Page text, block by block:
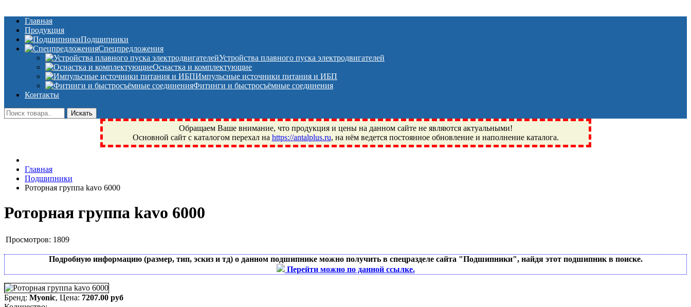
Главная
Продукция
Подшипники
Спецпредложения
Устройства плавного пуска электродвигателей
Оснастка и комплектующие
Импульсные источники питания и ИБП
Фитинги и быстросъёмные соединения
Контакты
Обращаем Ваше внимание, что продукция и цены на данном сайте не являются актуальными!
Основной сайт с каталогом перехал на https://antalplus.ru, на нём ведется постоянное обновление и наполнение каталога.
Фрязино, Антал+, плюс, Свердловский, Загорянский, Юбилейный, Щелково, Москва, Пушкино, Королёв, Балашиха, Фряново, Монино, Ивантеевка, подшипники, пневматика, метизы,
техника, сварочные аппараты, NIS, NSK, JED, KPT, NXZ, ГПЗ, Neutral, WHX, ZWZ, CRAFT, СПЗ-4, NECTECH, KG, LQY, DPI, BSN, SPZ, РФ, BMZ, ХАРП, CX, РОЛТОМ, APZ, FBJ, KYK,
NTN, SKF, купить, заказать
Главная
Подшипники
Роторная группа kavo 6000
Роторная группа kavo 6000
Просмотров: 1809
Подробную информацию (размер, тип, эскиз и тд) о данном подшипнике можно получить в спецразделе сайта "Подшипники", найдя этот подшипник в поиске.
Перейти можно по данной ссылке.
Бренд: Myonic, Цена: 7207.00 руб